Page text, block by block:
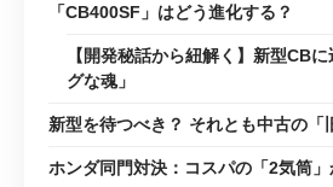
「CB400SF」はどう進化する？
【開発秘話から紐解く】新型CB
グな魂」
新型を待つべき？ それとも中古の「
ホンダ同門対決：コスパの「2気筒